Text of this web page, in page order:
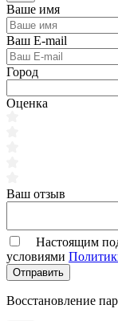
Ваше имя
Ваш E-mail
Город
Оценка
Ваш отзыв
Настоящим
условиями
Отправить
Восстановление